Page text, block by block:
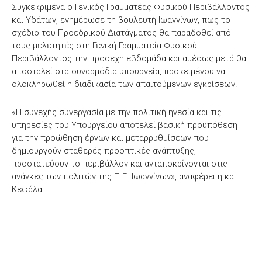
Συγκεκριμένα ο Γενικός Γραμματέας Φυσικού Περιβάλλοντος
και Υδάτων, ενημέρωσε τη βουλευτή Ιωαννίνων, πως το
σχέδιο του Προεδρικού Διατάγματος θα παραδοθεί από
τους μελετητές στη Γενική Γραμματεία Φυσικού
Περιβάλλοντος την προσεχή εβδομάδα και αμέσως μετά θα
αποσταλεί στα συναρμόδια υπουργεία, προκειμένου να
ολοκληρωθεί η διαδικασία των απαιτούμενων εγκρίσεων.
«Η συνεχής συνεργασία με την πολιτική ηγεσία και τις
υπηρεσίες του Υπουργείου αποτελεί βασική προϋπόθεση
για την προώθηση έργων και μεταρρυθμίσεων που
δημιουργούν σταθερές προοπτικές ανάπτυξης,
προστατεύουν το περιβάλλον και ανταποκρίνονται στις
ανάγκες των πολιτών της Π.Ε. Ιωαννίνων», αναφέρει η κα
Κεφάλα.